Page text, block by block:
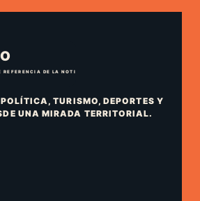
TURISMO, DEPORTES Y
UNA MIRADA TERRITORIAL.